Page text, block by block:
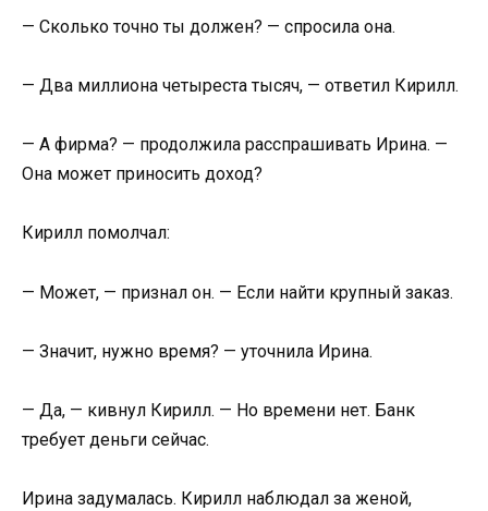
— Сколько точно ты должен? — спросила она.
— Два миллиона четыреста тысяч, — ответил Кирилл.
— А фирма? — продолжила расспрашивать Ирина. —
Она может приносить доход?
Кирилл помолчал:
— Может, — признал он. — Если найти крупный заказ.
— Значит, нужно время? — уточнила Ирина.
— Да, — кивнул Кирилл. — Но времени нет. Банк
требует деньги сейчас.
Ирина задумалась. Кирилл наблюдал за женой,